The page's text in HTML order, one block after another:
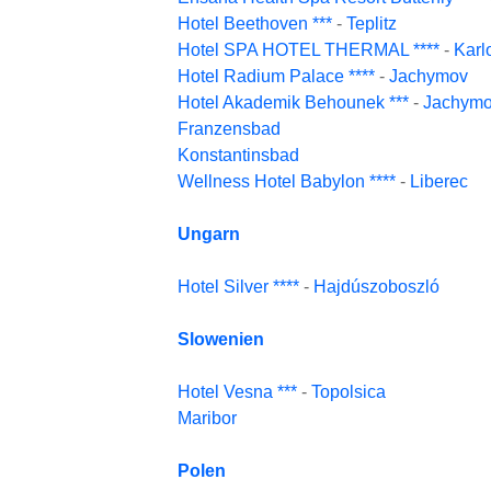
Hotel Beethoven *** - Teplitz
Hotel SPA HOTEL THERMAL **** -
Hotel Radium Palace **** - Jachymov
Hotel Akademik Behounek *** -
Franzensbad
Konstantinsbad
Wellness Hotel Babylon **** - Liberec
Ungarn
Hotel Silver **** - Hajdúszoboszló
Slowenien
Hotel Vesna *** - Topolsica
Maribor
Polen